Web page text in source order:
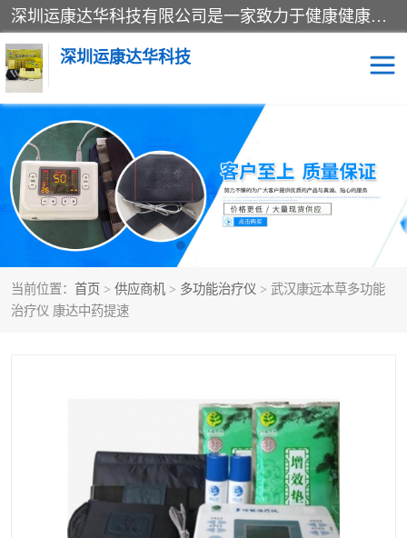
深圳运康达华科技有限公司是一家致力于健康健康产业的现代化企业，已经走过了15个春秋，开创了中医外用发展的新未来，是专业从事中医医疗仪器的研发、生产、销售、服务为一体的子公司，在医疗器械的设计、开发和生产方面率先引进国际先进技术和好的科技人员，先后开发出了场效应治疗仪、多功能治疗仪、颈椎治疗仪、腰椎治疗仪、增效垫等多个系列。
深圳运康达华科技
当前位置： 首页 > 供应商机 > 多功能治疗仪 > 武汉康远本草多功能
治疗仪 康达中药提速
多功能治疗仪 中药提速
中低频治疗仪 脉冲治疗仪
**腺治疗仪